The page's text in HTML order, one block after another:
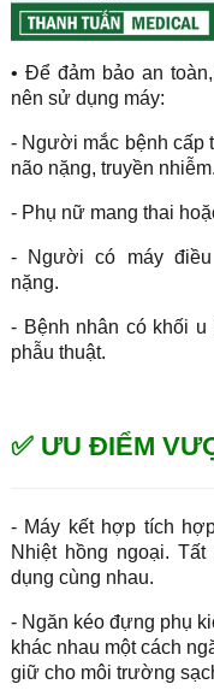
• Để đảm bảo an
nên sử dụng máy:
- Người mắc bệnh cấp
não nặng, truyền nhiễm.
- Phụ nữ mang thai
- Người có máy
nặng.
- Bệnh nhân có khối u
phẫu thuật.
✅ ƯU ĐIỂM
- Máy kết hợp tích
Nhiệt hồng ngoại.
dụng cùng nhau.
- Ngăn kéo đựng phụ
khác nhau một cách
giữ cho môi trường